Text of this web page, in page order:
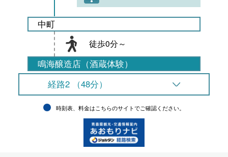
中町
徒歩0分～
鳴海醸造店（酒蔵体験）
経路2 （48分）
時刻表、料金はこちらのサイトでご確認ください。